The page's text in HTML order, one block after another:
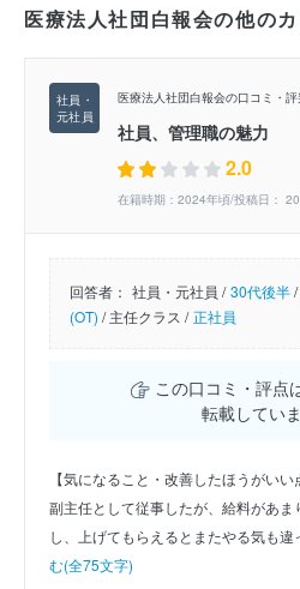
医療法人社団白報会の他の
医療法人社団白報会の口コミ・
社員、管理職の魅力
2.0
在籍時期：2024年頃/投稿日：
回答者： 社員・元社員 / 30代後半/
(OT) /主任クラス / 正社員
この口コミ・評点
転載していま
【気になること・改善したほうがいい
副主任として従事したが、給料があ
し、上げてもらえるとまたやる気も違
む(全75文字)